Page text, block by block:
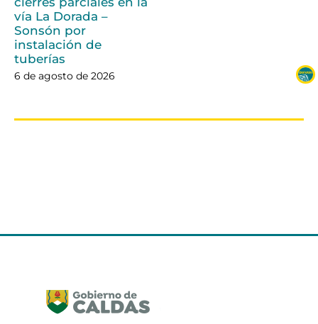
vía La Dorada –
Sonsón por
instalación de
tuberías
6 de agosto de 2026